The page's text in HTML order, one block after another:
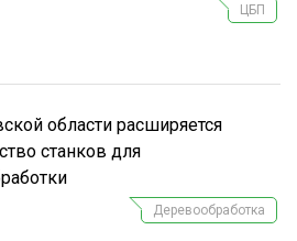
ЦБП
области расширяется
станков для
Деревообработка